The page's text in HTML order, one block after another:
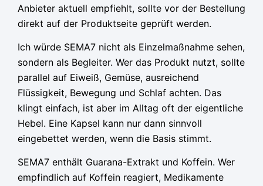
Anbieter aktuell empfiehlt, sollte vor der Bestellung
direkt auf der Produktseite geprüft werden.
Ich würde SEMA7 nicht als Einzelmaßnahme sehen,
sondern als Begleiter. Wer das Produkt nutzt, sollte
parallel auf Eiweiß, Gemüse, ausreichend
Flüssigkeit, Bewegung und Schlaf achten. Das
klingt einfach, ist aber im Alltag oft der eigentliche
Hebel. Eine Kapsel kann nur dann sinnvoll
eingebettet werden, wenn die Basis stimmt.
SEMA7 enthält Guarana-Extrakt und Koffein. Wer
empfindlich auf Koffein reagiert, Medikamente